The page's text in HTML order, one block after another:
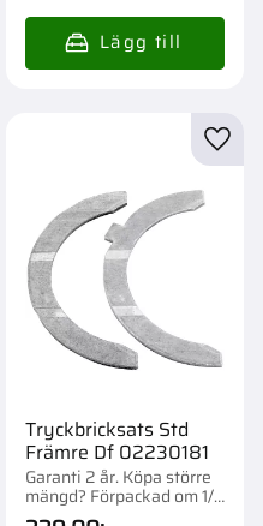
i favoriter
Tryckbricksats Std
Främre Df 02230181
Garanti 2 år. Köpa större
mängd? Förpackad om 1/1
st.